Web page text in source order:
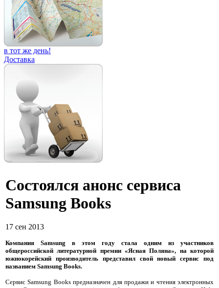
в тот же день!
Доставка
Состоялся анонс сервиса
Samsung Books
17 сен 2013
Компания Samsung в этом году стала одним из участников
общероссийской литературной премии «Ясная Поляна», на которой
южнокорейский производитель представил свой новый сервис под
названием Samsung Books.
Сервис Samsung Books предназначен для продажи и чтения электронных